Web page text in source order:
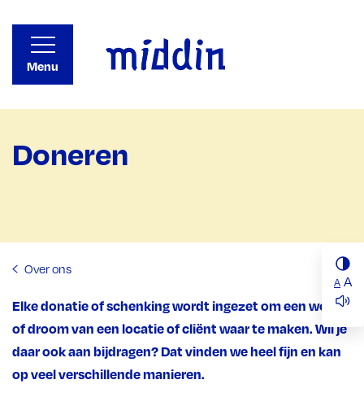
A A
Menu
Doneren
Over ons
Elke donatie of schenking wordt ingezet om een wens
of droom vaneen locatie of cliënt waar te maken. Wil je
daar ook aan bijdragen? Dat vinden we heel fijn en kan
op veel verschillende manieren.